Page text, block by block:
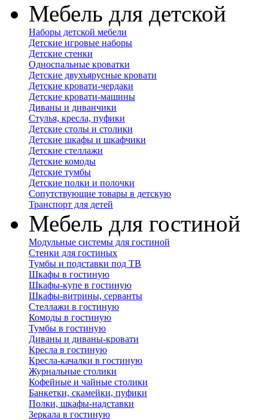
Мебель для детской
Наборы детской мебели
Детские игровые наборы
Детские стенки
Односпальные кроватки
Детские двухъярусные кровати
Детские кровати-чердаки
Детские кровати-машины
Диваны и диванчики
Стулья, кресла, пуфики
Детские столы и столики
Детские шкафы и шкафчики
Детские стеллажи
Детские комоды
Детские тумбы
Детские полки и полочки
Сопутствующие товары в детскую
Транспорт для детей
Мебель для гостиной
Модульные системы для гостиной
Стенки для гостиных
Тумбы и подставки под ТВ
Шкафы в гостиную
Шкафы-купе в гостиную
Шкафы-витрины, серванты
Стеллажи в гостиную
Комоды в гостиную
Тумбы в гостиную
Диваны и диваны-кровати
Кресла в гостиную
Кресла-качалки в гостиную
Журнальные столики
Кофейные и чайные столики
Банкетки, скамейки, пуфики
Полки, шкафы-надставки
Зеркала в гостиную